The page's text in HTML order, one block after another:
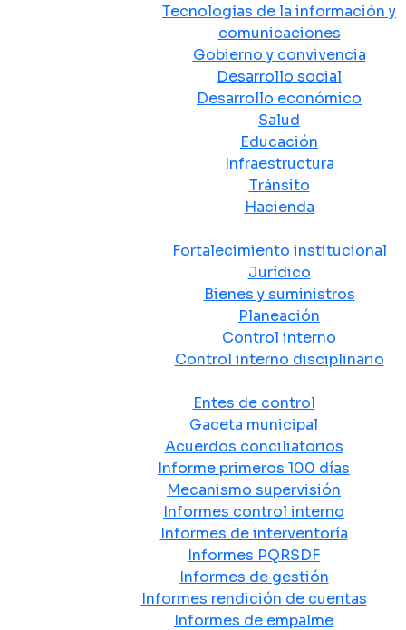
Tecnologías de la información y
comunicaciones
Gobierno y convivencia
Desarrollo social
Desarrollo económico
Salud
Educación
Infraestructura
Tránsito
Hacienda
Fortalecimiento institucional
Jurídico
Bienes y suministros
Planeación
Control interno
Control interno disciplinario
Entes de control
Gaceta municipal
Acuerdos conciliatorios
Informe primeros 100 días
Mecanismo supervisión
Informes control interno
Informes de interventoría
Informes PQRSDF
Informes de gestión
Informes rendición de cuentas
Informes de empalme